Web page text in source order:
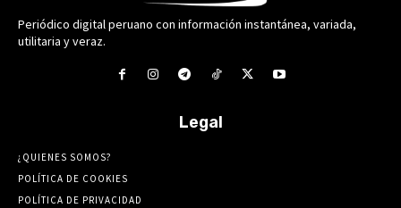
Periódico digital peruano con información instantánea, variada,
utilitaria y veraz.
Legal
¿QUIENES SOMOS?
POLÍTICA DE COOKIES
POLÍTICA DE PRIVACIDAD